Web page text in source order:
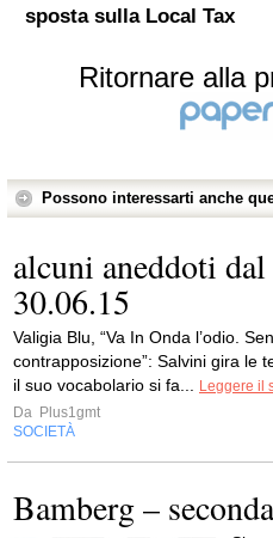
sposta sulla Local Tax
Ritornare alla
Possono interessarti anche
alcuni aneddoti
30.06.15
Valigia Blu, “Va In Onda l’odio.
contrapposizione”: Salvini gira le
il suo vocabolario si fa...
Leggere il
Da Plus1gmt
SOCIETÀ
Bamberg –